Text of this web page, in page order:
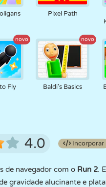
Pixel Path
novo
Fly
novo
Baldi's Basics
4.0 Incorporar
de navegador com o Run 2.
gravidade alucinante e